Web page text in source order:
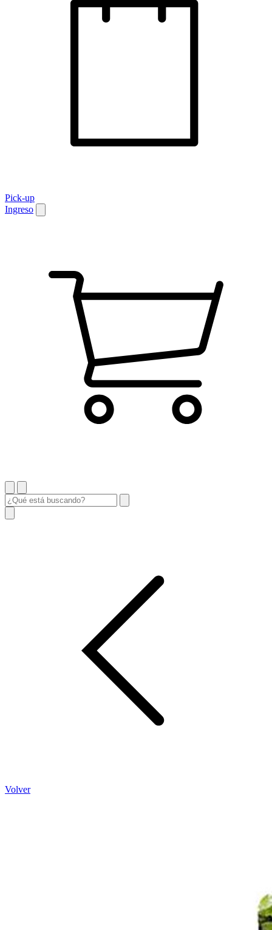
Pick-up
Ingreso
Volver